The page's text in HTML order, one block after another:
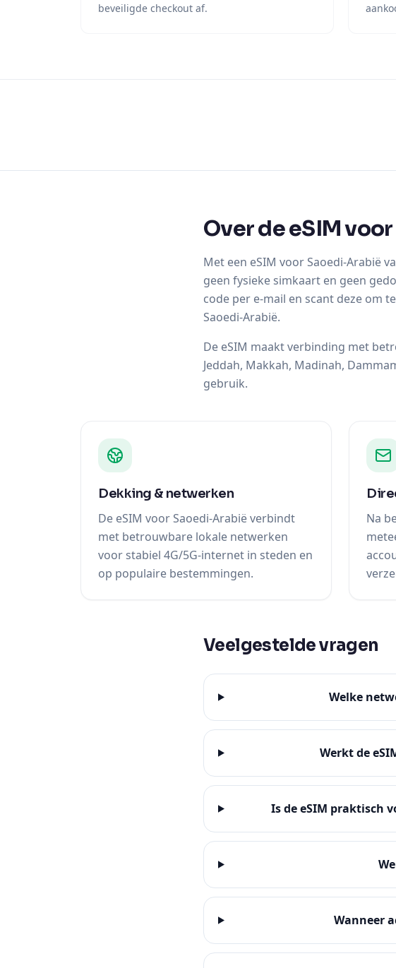
beveiligde checkout af.
Over de eSIM
Met een eSIM voor Saoedi-Arabië
geen fysieke simkaart en geen
code per e-mail en scant deze om
Saoedi-Arabië.
De eSIM maakt verbinding met
Jeddah, Makkah, Madinah,
gebruik.
Dekking & netwerken
De eSIM voor Saoedi-Arabië verbindt
met betrouwbare lokale netwerken
voor stabiel 4G/5G-internet in steden en
op populaire bestemmingen.
Na
Veelgestelde vragen
Welke
Werkt de
Is de eSIM praktisch
Wanneer